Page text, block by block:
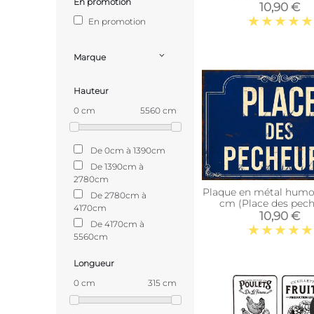
En promotion
Marque
Hauteur
0 cm
5560 cm
De 0cm à 1390cm
De 1390cm à
2780cm
De 2780cm à
4170cm
De 4170cm à
5560cm
Longueur
0 cm
315 cm
10,90 €
Plaque en métal
cm (Place des
10,90 €